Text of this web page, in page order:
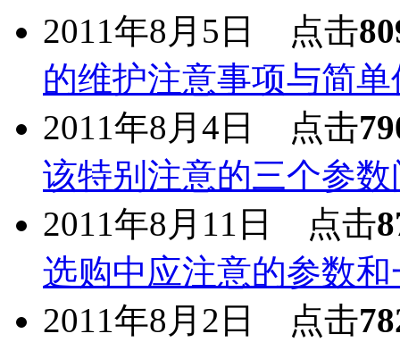
2011年8月5日 点击
的维护注意事项与简
2011年8月4日 点击
该特别注意的三个参数
2011年8月11日 点击
选购中应注意的参数
2011年8月2日 点击